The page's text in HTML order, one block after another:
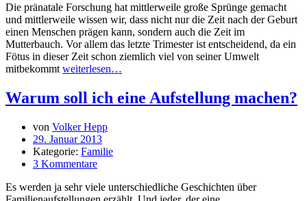
Die pränatale Forschung hat mittlerweile große Sprünge gemacht
und mittlerweile wissen wir, dass nicht nur die Zeit nach der Geburt
einen Menschen prägen kann, sondern auch die Zeit im
Mutterbauch. Vor allem das letzte Trimester ist entscheidend, da ein
Fötus in dieser Zeit schon ziemlich viel von seiner Umwelt
mitbekommt weiterlesen…
Warum soll ich eine Aufstellung machen?
von Volker Hepp
29. Januar 2013
Kategorie: Familie
3 Kommentare
Es werden ja sehr viele unterschiedliche Geschichten über